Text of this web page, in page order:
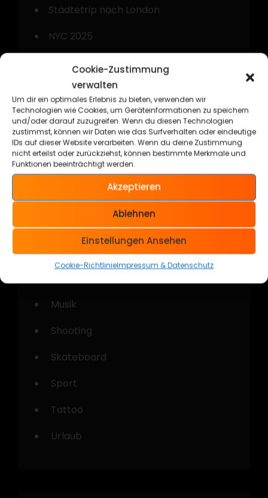
Cookie-Zustimmung
verwalten
Um dir ein optimales Erlebnis zu bieten, verwenden wir
Technologien wie Cookies, um Geräteinformationen zu speichern
und/oder darauf zuzugreifen. Wenn du diesen Technologien
zustimmst, können wir Daten wie das Surfverhalten oder eindeutige
IDs auf dieser Website verarbeiten. Wenn du deine Zustimmung
nicht erteilst oder zurückziehst, können bestimmte Merkmale und
Funktionen beeinträchtigt werden.
Akzeptieren
Ablehnen
Einstellungen Ansehen
Cookie-RichtlinieImpressum & Datenschutz
Städtetrip nach London
NYC 2025
Gyp`Sea Kustom Beach Weekend 2024
Kurztrip nach Amsterdam
Technorama Kassel 2024
Allgemein
Cars & Bikes
Musik
Shooting
Skateboard
Sport
Tattoo
Urlaub